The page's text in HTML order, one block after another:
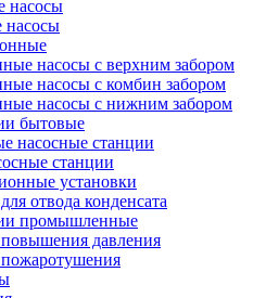
насосы
насосы
насосы с верхним забором
насосы с комбин забором
насосы с нижним забором
бытовые
насосные станции
станции
установки
отвода конденсата
промышленные
давления